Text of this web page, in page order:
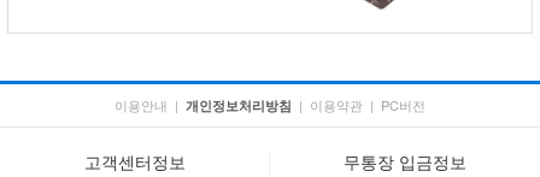
이용안내 | 개인정보처리방침 | 이용약관 | PC버전
고객센터정보 무통장 입금정보